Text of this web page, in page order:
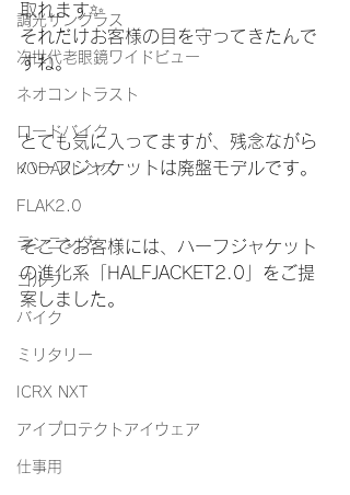
調光サングラス
次世代老眼鏡ワイドビュー
ネオコントラスト
ロードバイク
KODAKレンズ
FLAK2.0
ランニング
ゴルフ
バイク
ミリタリー
ICRX NXT
アイプロテクトアイウェア
仕事用
取れます✨
それだけお客様の目を守ってきたんで
すね。
とても気に入ってますが、残念ながら
ハーフジャケットは廃盤モデルです。
そこでお客様には、ハーフジャケット
の進化系「HALFJACKET2.0」をご提
案しました。